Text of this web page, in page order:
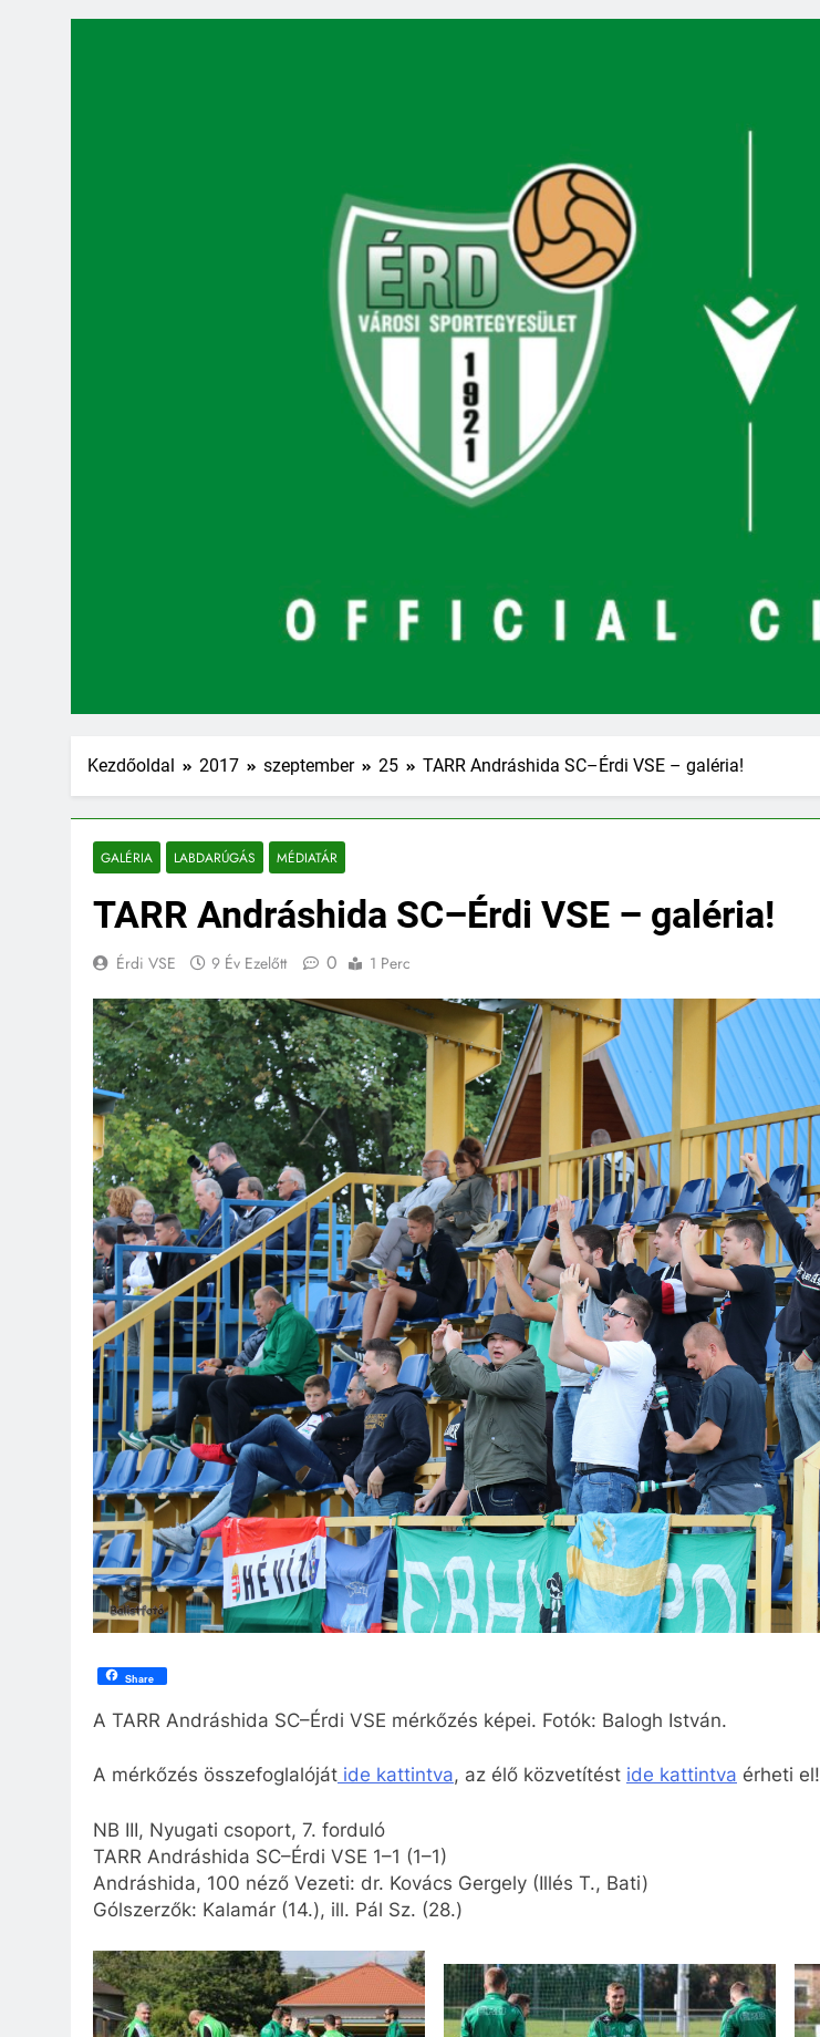
Kezdőoldal 2017 szeptember 25 TARR Andráshida SC–Érdi VSE – galéria!
GALÉRIA LABDARÚGÁS MÉDIATÁR
TARR Andráshida SC–Érdi VSE – galéria!
Érdi VSE 9 Év Ezelőtt 0 1 Perc
Share
A TARR Andráshida SC–Érdi VSE mérkőzés képei. Fotók: Balogh István.
A mérkőzés összefoglalóját ide kattintva, az élő közvetítést ide kattintva érheti el!
NB III, Nyugati csoport, 7. forduló
TARR Andráshida SC–Érdi VSE 1–1 (1–1)
Andráshida, 100 néző Vezeti: dr. Kovács Gergely (Illés T., Bati)
Gólszerzők: Kalamár (14.), ill. Pál Sz. (28.)